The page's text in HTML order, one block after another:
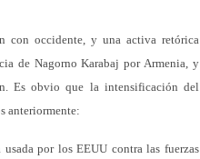
con occidente, y una activa retórica
de Nagorno Karabaj por Armenia, y
Es obvio que la intensificación del
anteriormente:
por los EEUU contra las fuerzas